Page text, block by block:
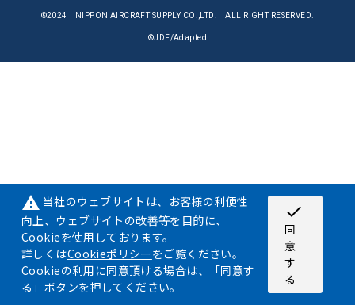
©2024 NIPPON AIRCRAFT SUPPLY CO.,LTD. ALL RIGHT RESERVED.
©JDF/Adapted
warning 当社のウェブサイトは、お客様の利便性
向上、ウェブサイトの改善等を目的に、
Cookieを使用しております。
詳しくはCookieポリシーをご覧ください。
Cookieの利用に同意頂ける場合は、「同意す
る」ボタンを押してください。
check
同
意
す
る